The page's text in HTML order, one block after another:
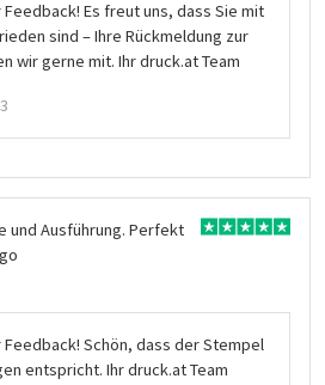
Feedback! Es freut uns, dass Sie mit
sind – Ihre Rückmeldung zur
wir gerne mit. Ihr druck.at Team
und Ausführung. Perfekt
Feedback! Schön, dass der Stempel
entspricht. Ihr druck.at Team